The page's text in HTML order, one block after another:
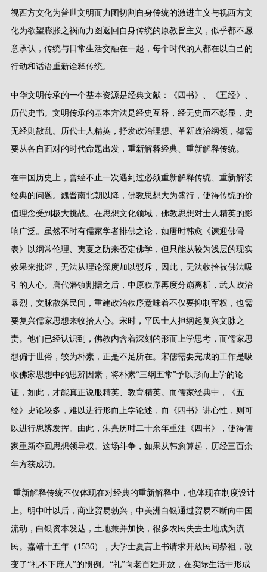
视西方文化为普世文明而力图切割自身传统的激进主义与视西方文
化为欲望膨胀之祸而力图返回自身传统的原教旨主义，似乎都不愿
意承认，传统与日常生活交融在一起，每个时代的人都在以自己的
行动和话语重新诠释传统。
中华文明传承的一个基本资源是经典文献：《四书》、《五经》、
历代史书。文明传承的基本方法是经史互释，经无史而不彰显，史
无经则散乱。历代士人精英，抒发政治理想、革新政治纲领，都需
要从各自面对的时代命题出发，重新解释经典、重新解释传统。
在中国历史上，曾经不止一次遇到过必须重新解释传统、重新解读
经典的问题。魏晋南北朝以降，佛教思想大为盛行，使得传统的价
值理念受到极大挑战。在思想文化领域，佛教思想对士人精英的影
响广泛。虽然不时有儒家学者排佛之论，如唐时韩愈《谏迎佛骨
表》以纲常伦理、夷夏之防来否定佛学，但只能从较为浅层的现实
效果来批评，无法从理论深度加以驳斥，因此，无法收拾被佛法吸
引的人心。唐代藩镇割据之后，中原秩序再度分崩离析，武人政治
暴烈，文脉散落民间，重建政治秩序意味着不仅要抑制军权，也需
要复兴儒家思想来收拾人心。宋时，平民士人担纲起复兴文脉之
责。他们已经认识到，佛教内含着深刻的形而上学思考，而儒家思
想偏于世俗，较为朴素，正是不足所在。宋儒需要完成的工作是吸
收佛家思想中的思辨因素，将朴素“三纲五常”予以形而上学的论
证，如此，才能真正说服精英、教育精英。而儒家经典中，《五
经》史论较多，难以进行形而上学论述，而《四书》讲心性，则可
以进行思辨发挥。由此，朱熹历时二十余年重注《四书》，使得儒
家重新夺回思想领导权。这场斗争，如果从韩愈算起，历经三百余
年方获成功。
重新解释传统不仅体现在对经典的重新解释中，也体现在制度设计
上。明中叶以后，商业贸易勃兴，中美洲白银通过贸易不断向中国
流动，白银资本发达，土地兼并加快，很多农民失去土地成为流
民。嘉靖十五年（ 1536），大学士夏言上书请求开放民间祭祖，改
变了“礼不下庶人”的惯例。 “礼”向老百姓开放，在实际生活中形成